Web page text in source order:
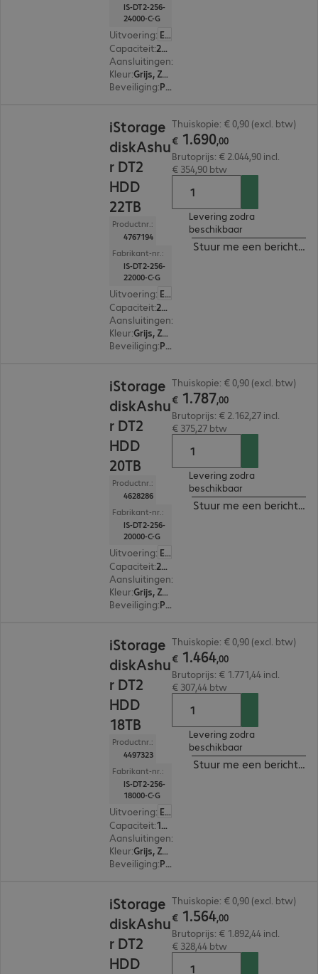
IS-DT2-256-
24000-C-G
Uitvoering: Europa
Capaciteit: 24 TB
Aansluitingen:
Kleur:
Grijs, Zwart
Beveiliging: PIN-bescherming met alfanumeriek toetsenbord, 256-bit AES-XTS versleuteling, FIPS 140-2 Standard, FIPS 197 Standard
iStorage
diskAshu
r DT2
HDD
22TB
Productnr.:
4767194
Fabrikant-nr.:
IS-DT2-256-
22000-C-G
Uitvoering: Europa
Capaciteit: 22 TB
Aansluitingen:
Kleur:
Grijs, Zwart
Beveiliging: PIN-bescherming met alfanumeriek toetsenbord, 256-bit AES-XTS versleuteling, FIPS 140-2 Standard, FIPS 197 Standard
Thuiskopie: € 0,90 (excl. btw)
€ 1.690,00
Brutoprijs: € 2.044,90 incl.
€ 354,90 btw
Levering zodra
beschikbaar
Stuur me een bericht
iStorage
diskAshu
r DT2
HDD
20TB
Productnr.:
4628286
Fabrikant-nr.:
IS-DT2-256-
20000-C-G
Uitvoering: Europa
Capaciteit: 20 TB
Aansluitingen:
Kleur:
Grijs, Zwart
Beveiliging: PIN-bescherming met alfanumeriek toetsenbord, 256-bit AES-XTS versleuteling, FIPS 140-2 Standard, FIPS 197 Standard
Thuiskopie: € 0,90 (excl. btw)
€ 1.787,00
Brutoprijs: € 2.162,27 incl.
€ 375,27 btw
Levering zodra
beschikbaar
Stuur me een bericht
iStorage
diskAshu
r DT2
HDD
18TB
Productnr.:
4497323
Fabrikant-nr.:
IS-DT2-256-
18000-C-G
Uitvoering: Europa
Capaciteit: 18 TB
Aansluitingen:
Kleur:
Grijs, Zwart
Beveiliging: PIN-bescherming met alfanumeriek toetsenbord, 256-bit AES-XTS versleuteling, FIPS 140-2 Standard, FIPS 197 Standard
Thuiskopie: € 0,90 (excl. btw)
€ 1.464,00
Brutoprijs: € 1.771,44 incl.
€ 307,44 btw
Levering zodra
beschikbaar
Stuur me een bericht
iStorage
diskAshu
r DT2
HDD
Thuiskopie: € 0,90 (excl. btw)
€ 1.564,00
Brutoprijs: € 1.892,44 incl.
€ 328,44 btw